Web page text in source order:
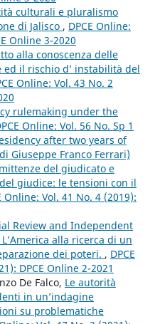
culturali e pluralismo
di Jalisco , DPCE Online:
Online 3-2020
alla conoscenza delle
il rischio d’ instabilità del
Online: Vol. 43 No. 2
rulemaking under the
Online: Vol. 56 No. Sp 1
after two years of
Giuseppe Franco Ferrari)
del giudicato e
giudice: le tensioni con il
Online: Vol. 41 No. 4 (2019):
Review and Independent
alla ricerca di un
dei poteri. , DPCE
DPCE Online 2-2021
De Falco, Le autorità
in un’indagine
su problematiche